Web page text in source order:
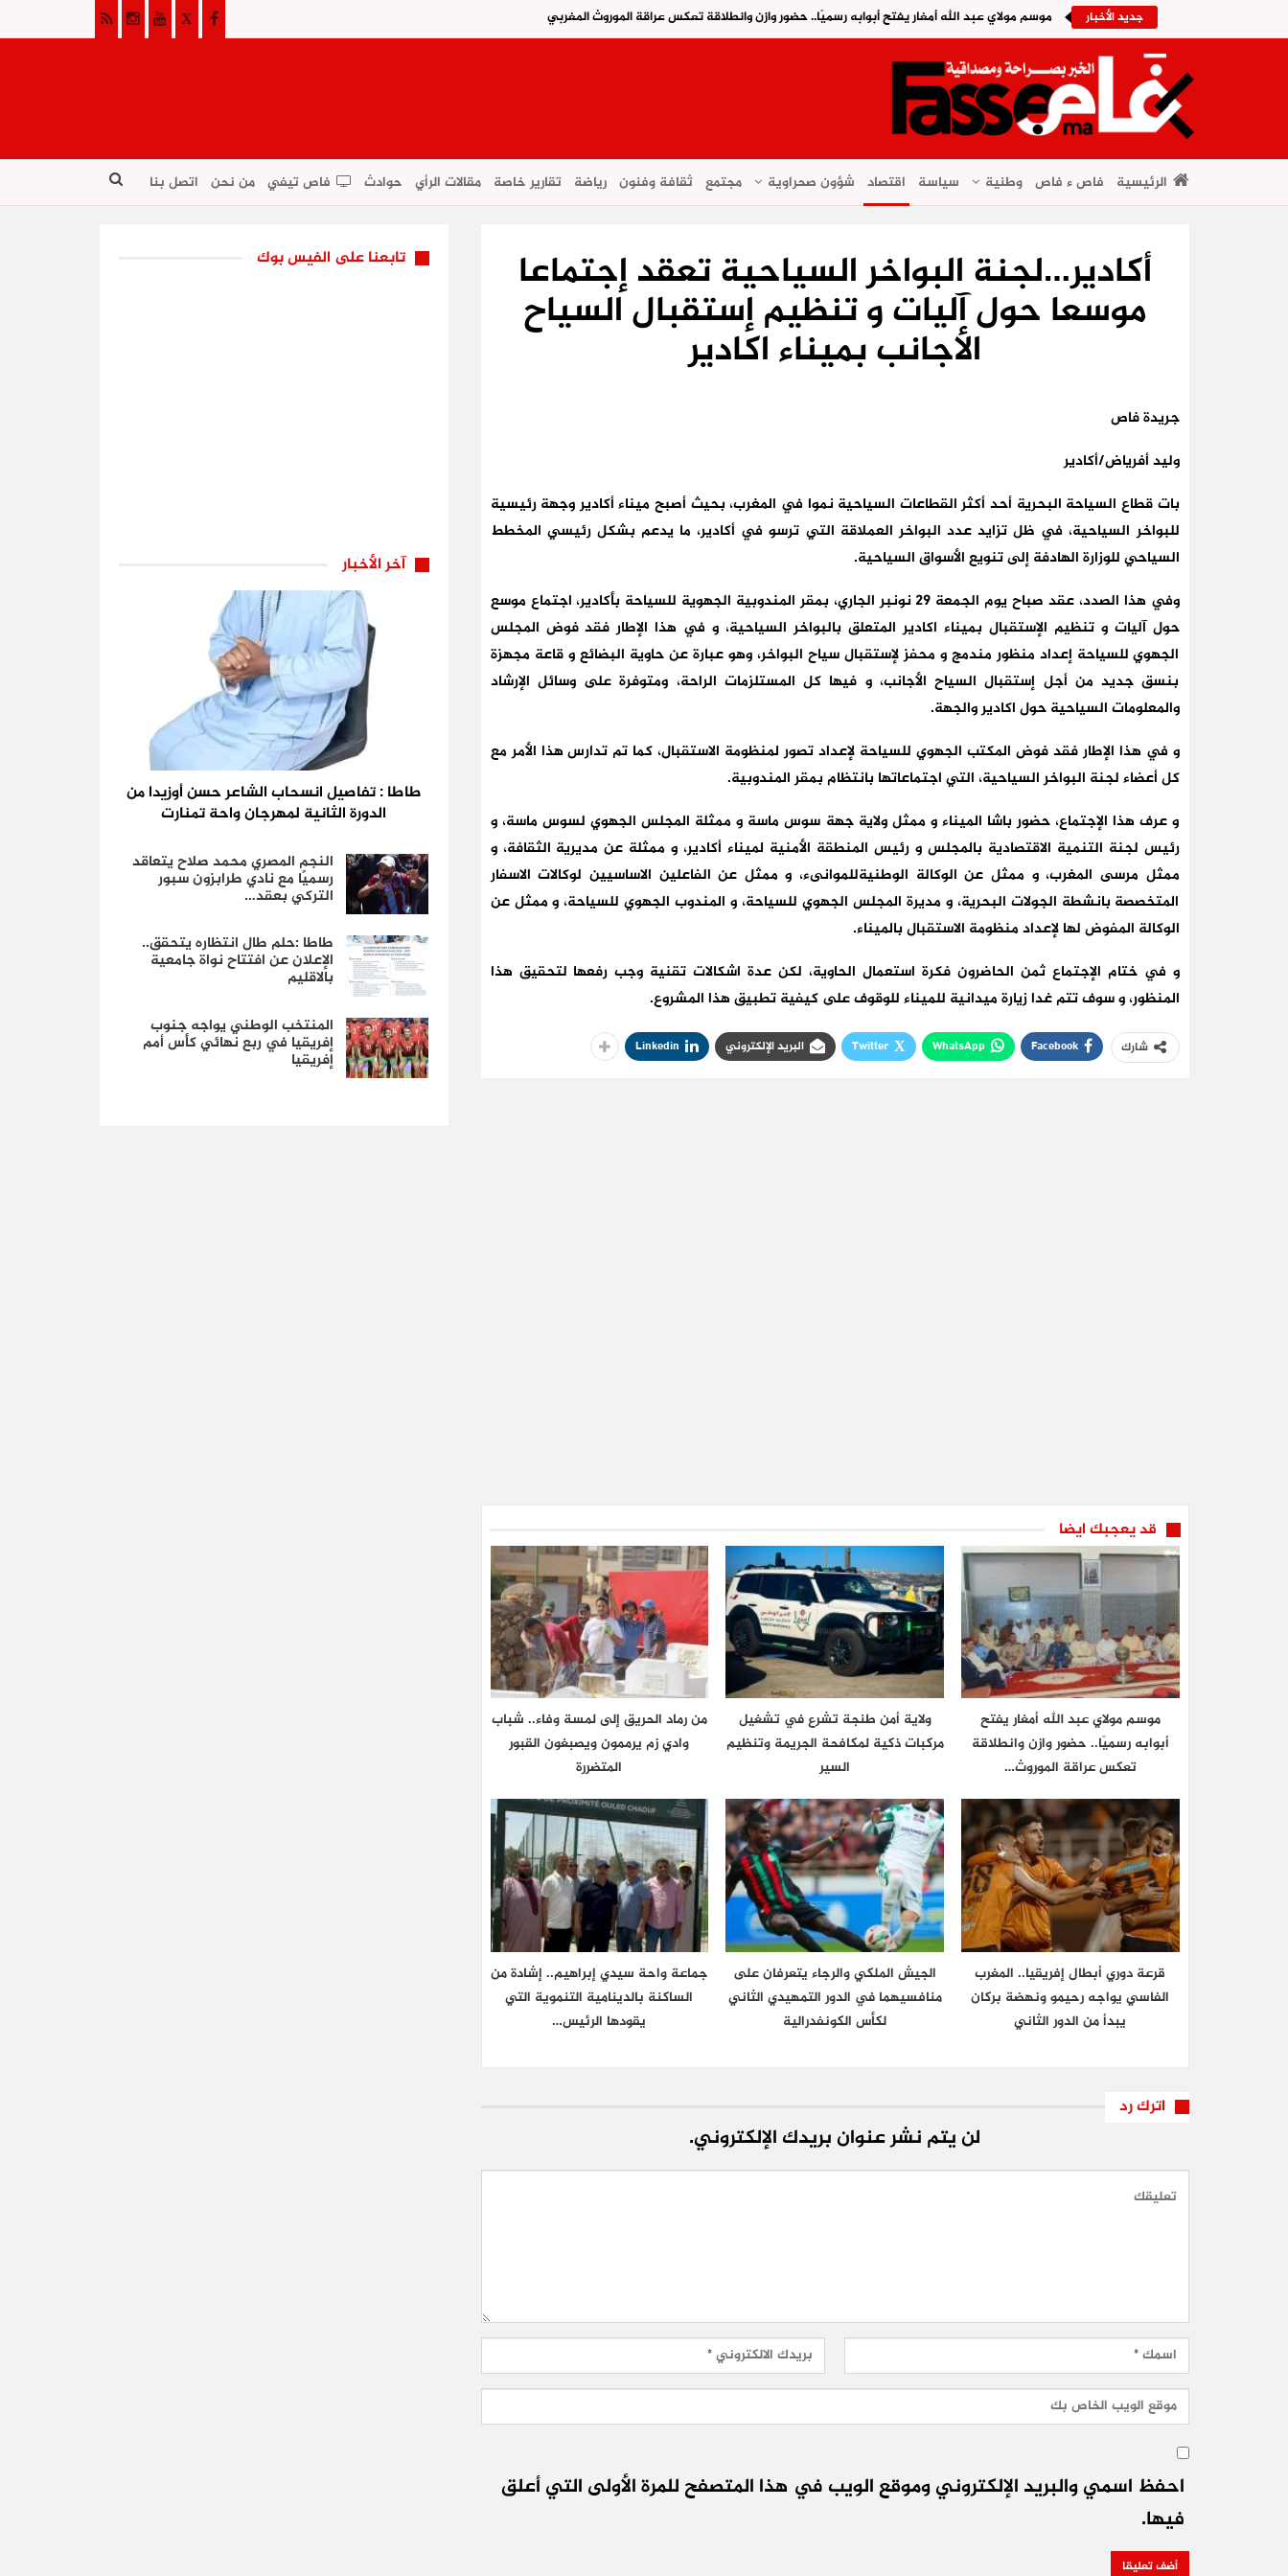
جديد الأخبار موسم مولاي عبد الله أمغار يفتح أبوابه رسميًا.. حضور وازن وانطلاقة تعكس عراقة الموروث المغربي
الرئيسية فاص ء فاص وطنية سياسة اقتصاد شؤون صحراوية مجتمع ثقافة وفنون رياضة تقارير خاصة مقالات الرأي حوادث فاص تيفي من نحن اتصل بنا
أكادير…لجنة البواخر السياحية تعقد إجتماعا
موسعا حول آليات و تنظيم إستقبال السياح
الأجانب بميناء اكادير
جريدة فاص
وليد أفرياض/أكادير
بات قطاع السياحة البحرية أحد أكثر القطاعات السياحية نموا في المغرب، بحيث أصبح ميناء أكادير وجهة رئيسية
للبواخر السياحية، في ظل تزايد عدد البواخر العملاقة التي ترسو في أكادير، ما يدعم بشكل رئيسي المخطط
السياحي للوزارة الهادفة إلى تنويع الأسواق السياحية.
وفي هذا الصدد، عقد صباح يوم الجمعة 29 نونبر الجاري، بمقر المندوبية الجهوية للسياحة بأكادير، اجتماع موسع
حول آليات و تنظيم الإستقبال بميناء اكادير المتعلق بالبواخر السياحية، و في هذا الإطار فقد فوض المجلس
الجهوي للسياحة إعداد منظور مندمج و محفز لإستقبال سياح البواخر، وهو عبارة عن حاوية البضائع و قاعة مجهزة
بنسق جديد من أجل إستقبال السياح الأجانب، و فيها كل المستلزمات الراحة، ومتوفرة على وسائل الإرشاد
والمعلومات السياحية حول اكادير والجهة.
و في هذا الإطار فقد فوض المكتب الجهوي للسياحة لإعداد تصور لمنظومة الاستقبال، كما تم تدارس هذا الأمر مع
كل أعضاء لجنة البواخر السياحية، التي اجتماعاتها بانتظام بمقر المندوبية.
و عرف هذا الإجتماع، حضور باشا الميناء و ممثل ولاية جهة سوس ماسة و ممثلة المجلس الجهوي لسوس ماسة، و
رئيس لجنة التنمية الاقتصادية بالمجلس و رئيس المنطقة الأمنية لميناء أكادير، و ممثلة عن مديرية الثقافة، و
ممثل مرسى المغرب، و ممثل عن الوكالة الوطنيةللموانىء، و ممثل عن الفاعلين الاساسيين لوكالات الاسفار
المتخصصة بانشطة الجولات البحرية، و مديرة المجلس الجهوي للسياحة، و المندوب الجهوي للسياحة، و ممثل عن
الوكالة المفوض لها لإعداد منظومة الاستقبال بالميناء.
و في ختام الإجتماع ثمن الحاضرون فكرة استعمال الحاوية، لكن عدة اشكالات تقنية وجب رفعها لتحقيق هذا
المنظور، و سوف تتم غدا زيارة ميدانية للميناء للوقوف على كيفية تطبيق هذا المشروع.
شارك Facebook
WhatsApp
Twitter البريد الإلكتروني Linkedin
قد يعجبك ايضا
موسم مولاي عبد الله أمغار يفتح
أبوابه رسميًا.. حضور وازن وانطلاقة
تعكس عراقة الموروث…
ولاية أمن طنجة تشرع في تشغيل
مركبات ذكية لمكافحة الجريمة وتنظيم
السير
من رماد الحريق إلى لمسة وفاء.. شباب
وادي زم يرممون ويصبغون القبور
المتضررة
قرعة دوري أبطال إفريقيا.. المغرب
الفاسي يواجه رحيمو ونهضة بركان
يبدأ من الدور الثاني
الجيش الملكي والرجاء يتعرفان على
منافسيهما في الدور التمهيدي الثاني
لكأس الكونفدرالية
جماعة واحة سيدي إبراهيم.. إشادة من
الساكنة بالدينامية التنموية التي
يقودها الرئيس…
اترك رد
لن يتم نشر عنوان بريدك الإلكتروني.
احفظ اسمي والبريد الإلكتروني وموقع الويب في هذا المتصفح للمرة الأولى التي أعلق
فيها.
تابعنا على الفيس بوك
آخر الأخبار
طاطا : تفاصيل انسحاب الشاعر حسن أوزيدا من
الدورة الثانية لمهرجان واحة تمنارت
النجم المصري محمد صلاح يتعاقد
رسميًا مع نادي طرابزون سبور
التركي بعقد…
طاطا :حلم طال انتظاره يتحقق..
الإعلان عن افتتاح نواة جامعية
بالاقليم
المنتخب الوطني يواجه جنوب
إفريقيا في ربع نهائي كأس أمم
إفريقيا